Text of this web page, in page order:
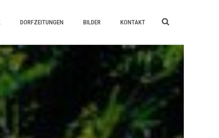
DORFZEITUNGEN BILDER KONTAKT